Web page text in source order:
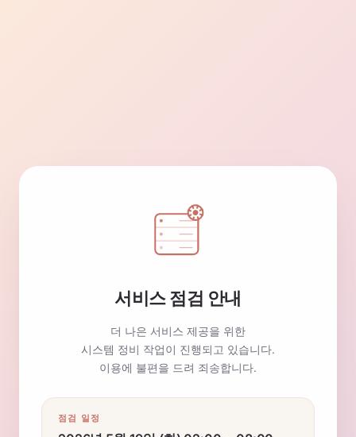
서비스 점검 안내
더 나은 서비스 제공을 위한
시스템 정비 작업이 진행되고 있습니다.
이용에 불편을 드려 죄송합니다.
점검 일정